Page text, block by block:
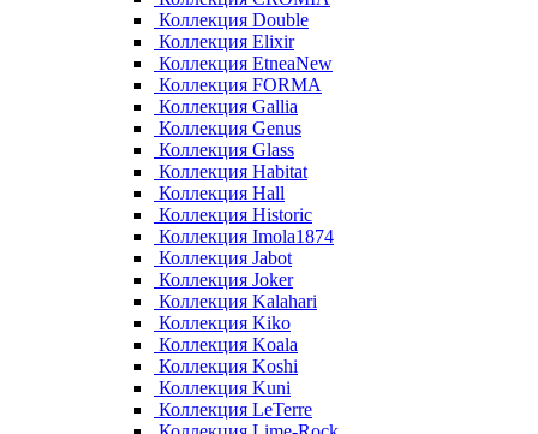
Коллекция Double
Коллекция Elixir
Коллекция EtneaNew
Коллекция FORMA
Коллекция Gallia
Коллекция Genus
Коллекция Glass
Коллекция Habitat
Коллекция Hall
Коллекция Historic
Коллекция Imola1874
Коллекция Jabot
Коллекция Joker
Коллекция Kalahari
Коллекция Kiko
Коллекция Koala
Коллекция Koshi
Коллекция Kuni
Коллекция LeTerre